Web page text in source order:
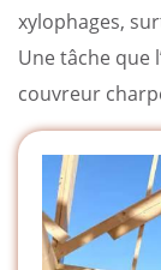
xylophages,
Une tâche que
couvreur